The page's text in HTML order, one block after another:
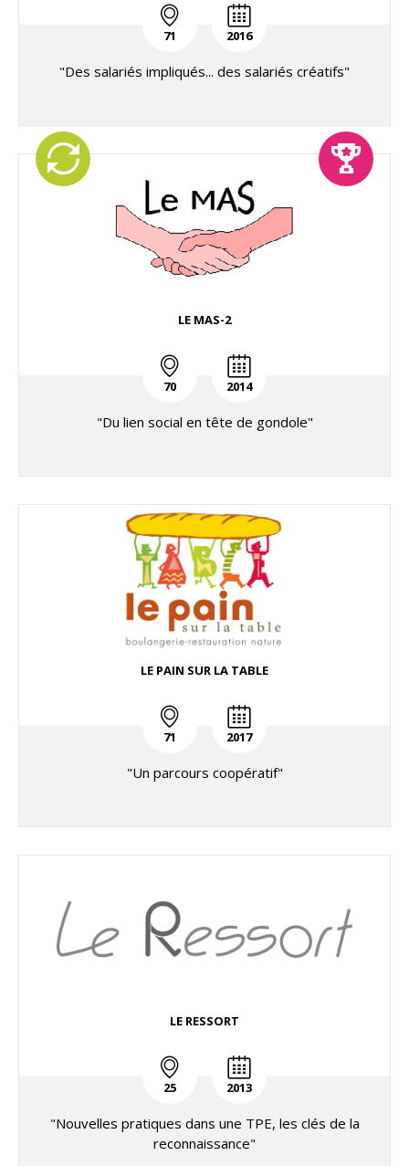
71 2016
"Des salariés impliqués... des salariés créatifs"
LE MAS-2
70 2014
"Du lien social en tête de gondole"
LE PAIN SUR LA TABLE
71 2017
"Un parcours coopératif"
LE RESSORT
25 2013
"Nouvelles pratiques dans une TPE, les clés de la
reconnaissance"